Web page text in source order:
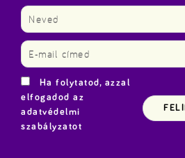
Ha folytatod, azzal
elfogadod az
adatvédelmi
szabályzatot